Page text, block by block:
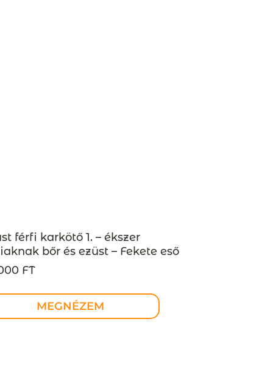
férfi karkötő 1. – ékszer
bőr és ezüst – Fekete eső
FT
MEGNÉZEM